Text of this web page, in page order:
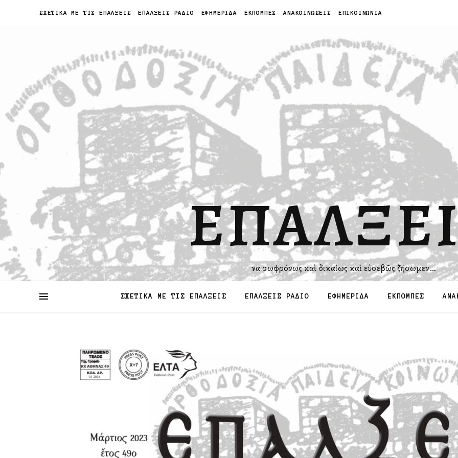
ΣΧΕΤΙΚΑ ΜΕ ΤΙΣ ΕΠΑΛΞΕΙΣ ΕΠΑΛΞΕΙΣ ΡΑΔΙΟ ΕΦΗΜΕΡΙΔΑ ΕΚΠΟΜΠΕΣ ΑΝΑΚΟΙΝΩΣΕΙΣ ΕΠΙΚΟΙΝΩΝΙΑ
Ἵνα σωφρόνως καὶ δικαίως καὶ εὐσεβῶς ζήσωμεν…
ΣΧΕΤΙΚΑ ΜΕ ΤΙΣ ΕΠΑΛΞΕΙΣ ΕΠΑΛΞΕΙΣ ΡΑΔΙΟ ΕΦΗΜΕΡΙΔΑ ΕΚΠΟΜΠΕΣ